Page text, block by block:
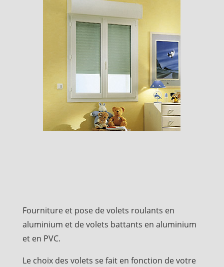
Fourniture et pose de volets roulants en
aluminium et de volets battants en aluminium
et en PVC.
Le choix des volets se fait en fonction de votre